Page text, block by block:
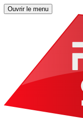
Ouvrir le menu